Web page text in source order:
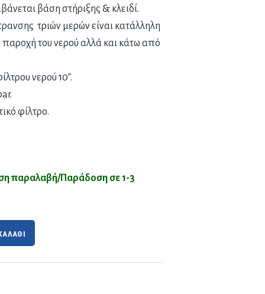
βάση στήριξης & κλειδί.
τριών μερών είναι κατάλληλη
παροχή του νερού αλλά και κάτω από
νερού 10″.
φίλτρο.
παραλαβή/Παράδοση σε 1-3